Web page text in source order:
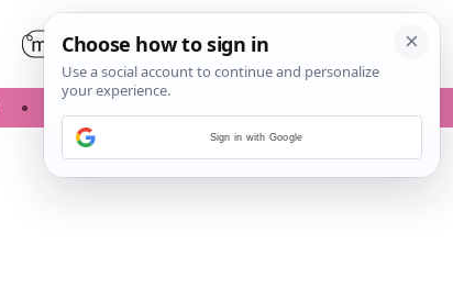
Sign in with Google